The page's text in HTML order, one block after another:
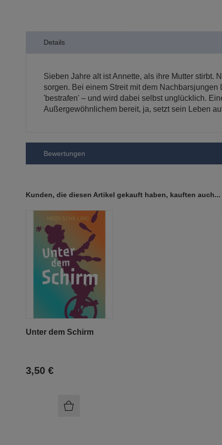
Details
Sieben Jahre alt ist Annette, als ihre Mutter stirbt.
sorgen. Bei einem Streit mit dem
'bestrafen' – und wird dabei selbst unglücklich.
Außergewöhnlichem bereit, ja, setzt sein Leben
Bewertungen
Kunden, die diesen Artikel gekauft haben, kauften auch...
Unter dem Schirm
3,50 €